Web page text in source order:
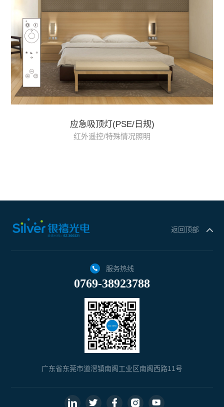
应急吸顶灯(PSE/日规)
红外遥控/特殊情况照明
返回顶部
服务热线
0769-38923788
广东省东莞市道滘镇南阁工业区南阁西路11号